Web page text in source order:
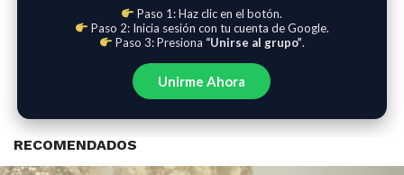
Paso 1: Haz clic en el botón.
Paso 2: Inicia sesión con tu cuenta de Google.
Paso 3: Presiona “Unirse al grupo”.
Unirme Ahora
RECOMENDADOS